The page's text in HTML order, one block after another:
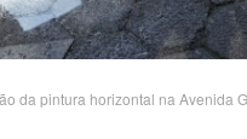
da pintura horizontal na Avenida